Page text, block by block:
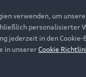
verwenden, um
personalisierter
jederzeit in den
in unserer Cookie